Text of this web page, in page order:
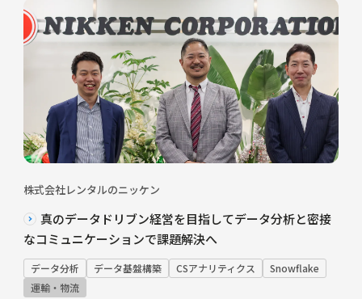
株式会社レンタルのニッケン
真のデータドリブン経営を目指してデータ分析と密接
なコミュニケーションで課題解決へ
データ分析 データ基盤構築 CSアナリティクス
Snowflake
運輸・物流